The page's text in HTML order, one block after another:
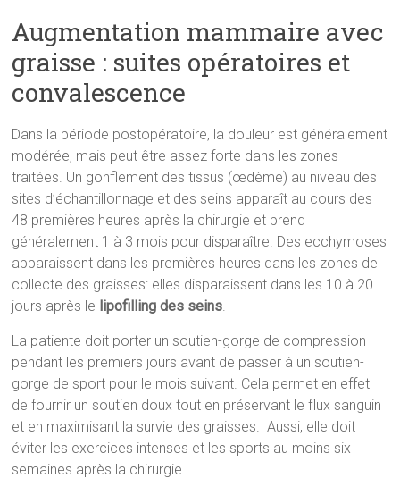
Augmentation mammaire avec
graisse : suites opératoires et
convalescence
Dans la période postopératoire, la douleur est généralement
modérée, mais peut être assez forte dans les zones
traitées. Un gonflement des tissus (œdème) au niveau des
sites d’échantillonnage et des seins apparaît au cours des
48 premières heures après la chirurgie et prend
généralement 1 à 3 mois pour disparaître. Des ecchymoses
apparaissent dans les premières heures dans les zones de
collecte des graisses: elles disparaissent dans les 10 à 20
jours après le lipofilling des seins.
La patiente doit porter un soutien-gorge de compression
pendant les premiers jours avant de passer à un soutien-
gorge de sport pour le mois suivant. Cela permet en effet
de fournir un soutien doux tout en préservant le flux sanguin
et en maximisant la survie des graisses. Aussi, elle doit
éviter les exercices intenses et les sports au moins six
semaines après la chirurgie.